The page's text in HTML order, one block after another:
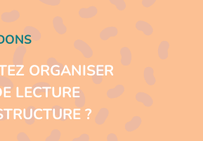
ORGANISER
LECTURE
?